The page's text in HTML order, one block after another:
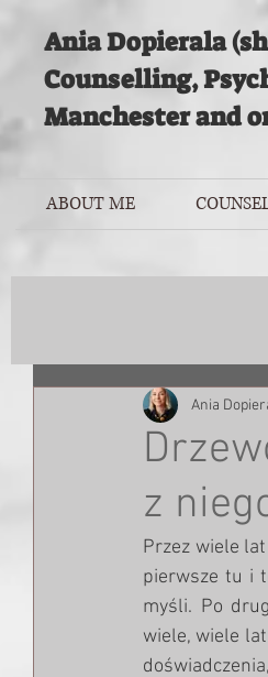
Ania Dopierala
Counselling,
Manchester and
ABOUT ME
z
Ania
Przez wiele
pierwsze tu i
myśli. Po
wiele, wiele